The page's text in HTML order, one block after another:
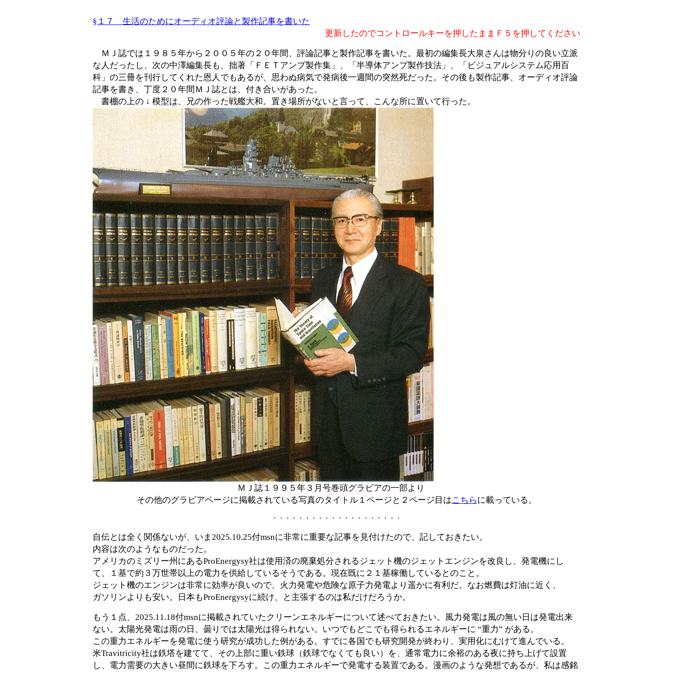
§１７ 生活のためにオーディオ評論と製作記事を書いた
更新したのでコントロールキーを押したままＦ５を押してください
ＭＪ誌では１９８５年から２００５年の２０年間、評論記事と製作記事を書いた。最初の編集長大泉さんは物分りの良い立派
な人だったし、次の中澤編集長も、拙著「ＦＥＴアンプ製作集」、「半導体アンプ製作技法」、「ビジュアルシステム応用百
科」の三冊を刊行してくれた恩人でもあるが、思わぬ病気で発病後一週間の突然死だった。その後も製作記事、オーディオ評論
記事を書き、丁度２０年間ＭＪ誌とは、付き合いがあった。
書棚の上の ↓ 模型は、兄の作った戦艦大和。置き場所がないと言って、こんな所に置いて行った。
ＭＪ誌１９９５年３月号巻頭グラビアの一部より
その他のグラビアページに掲載されている写真のタイトル１ページと２ページ目はこちらに載っている。
・・・・・・・・・・・・・・・・・・・・
自伝とは全く関係ないが、いま2025.10.25付msnに非常に重要な記事を見付けたので、記しておきたい。
内容は次のようなものだった。
アメリカのミズリー州にあるProEnergysy社は使用済の廃棄処分されるジェット機のジェットエンジンを改良し、発電機にし
て、１基で約３万世帯以上の電力を供給しているそうである。現在既に２１基稼働しているとのこと。
ジェット機のエンジンは非常に効率が良いので、火力発電や危険な原子力発電より遥かに有利だ。なお燃費は灯油に近く、
ガソリンよりも安い。日本もProEnergysyに続け、と主張するのは私だけだろうか。
もう１点、2025.11.18付msnに掲載されていたクリーンエネルギーについて述べておきたい。風力発電は風の無い日は発電出来
ない。太陽光発電は雨の日、曇りでは太陽光は得られない。いつでもどこでも得られるエネルギーに “重力” がある。
この重力エネルギーを発電に使う研究が成功した例がある。すでに各国でも研究開発が終わり、実用化にむけて進んでいる。
米Travitricity社は鉄塔を建てて、その上部に重い鉄球（鉄球でなくても良い）を、通常電力に余裕のある夜に持ち上げて設置
し、電力需要の大きい昼間に鉄球を下ろす。この重力エネルギーで発電する装置である。漫画のような発想であるが、私は感銘